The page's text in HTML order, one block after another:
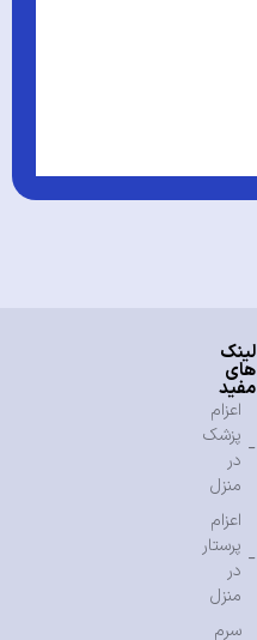
لینک
های
مفید
اعزام
پزشک
در
منزل
اعزام
پرستار
در
منزل
سرم